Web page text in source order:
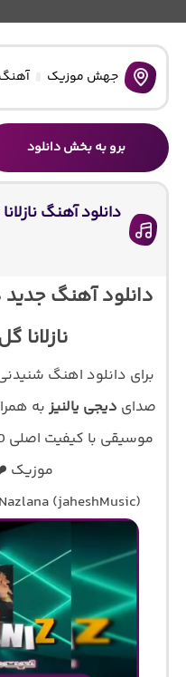
جهش موزیک
برو به بخش دانلود
دانلود آهنگ
دانلود آهنگ جدید
نازلانا
برای دانلود اهنگ
صدای دیجی یالنیز به
موزیک
(jaheshMusic)